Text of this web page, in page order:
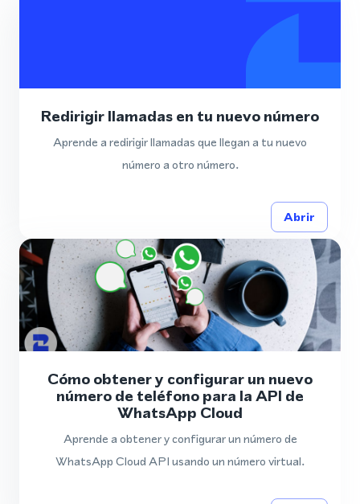
Redirigir llamadas en tu nuevo número
Aprende a redirigir llamadas que llegan a tu nuevo
número a otro número.
Abrir
Cómo obtener y configurar un nuevo
número de teléfono para la API de
WhatsApp Cloud
Aprende a obtener y configurar un número de
WhatsApp Cloud API usando un número virtual.